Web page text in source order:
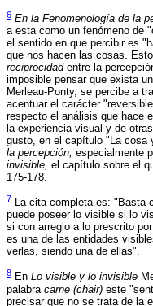
6 En la Fenomenología de la
a esta como un fenómeno de
el sentido en que percibir es
que nos hacen las cosas.
reciprocidad entre la
imposible pensar que exista
Merleau-Ponty, se percibe a
acentuar el carácter
respecto el análisis que hace
la experiencia visual y de
gusto, en el capítulo "La cosa
la percepción, especialmente
invisible, el capítulo sobre el
175-178.
7 La cita completa es: "Basta
puede poseer lo visible si lo
si con arreglo a lo prescrito
es una de las entidades
verlas, siendo una de ellas".
8 En Lo visible y lo invisible
palabra carne (chair) este
precisar que no se trata de la